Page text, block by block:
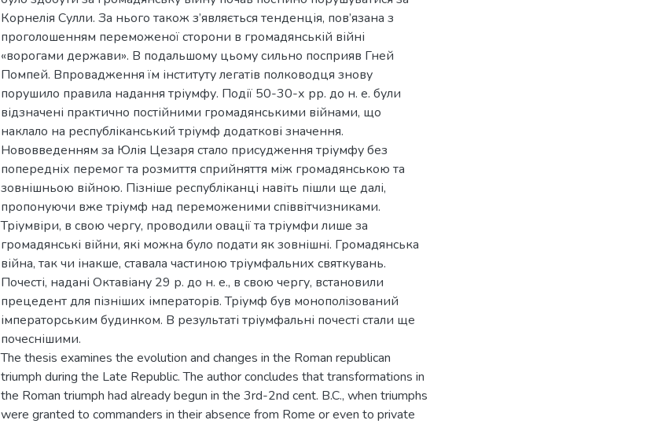
Корнелія Сулли. За нього також з’являється тенденція, пов’язана з
проголошенням переможеної сторони в громадянській війні
«ворогами держави». В подальшому цьому сильно посприяв Гней
Помпей. Впровадження їм інституту легатів полководця знову
порушило правила надання тріумфу. Події 50-30-х рр. до н. е. були
відзначені практично постійними громадянськими війнами, що
наклало на республіканський тріумф додаткові значення.
Нововведенням за Юлія Цезаря стало присудження тріумфу без
попередніх перемог та розмиття сприйняття між громадянською та
зовнішньою війною. Пізніше республіканці навіть пішли ще далі,
пропонуючи вже тріумф над переможеними співвітчизниками.
Тріумвіри, в свою чергу, проводили овації та тріумфи лише за
громадянські війни, які можна було подати як зовнішні. Громадянська
війна, так чи інакше, ставала частиною тріумфальних святкувань.
Почесті, надані Октавіану 29 р. до н. е., в свою чергу, встановили
прецедент для пізніших імператорів. Тріумф був монополізований
імператорським будинком. В результаті тріумфальні почесті стали ще
почеснішими.
The thesis examines the evolution and changes in the Roman republican
triumph during the Late Republic. The author concludes that transformations in
the Roman triumph had already begun in the 3rd-2nd cent. B.C., when triumphs
were granted to commanders in their absence from Rome or even to private